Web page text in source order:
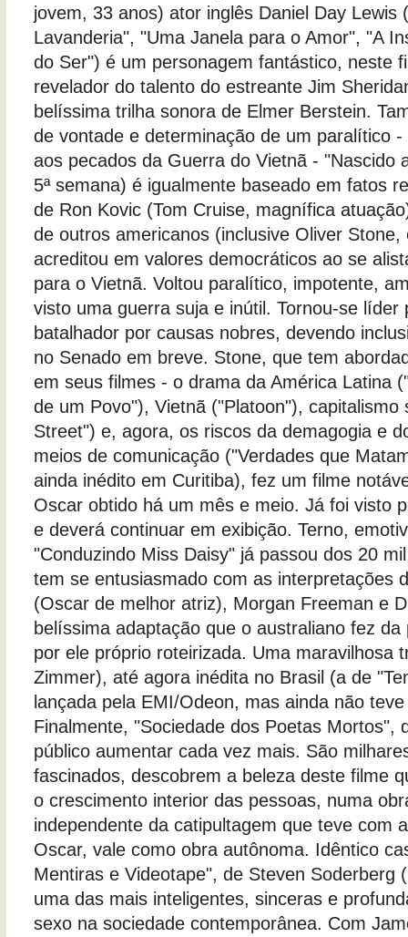
jovem, 33 anos) ator inglês Daniel Day Lewis
Lavanderia", "Uma Janela para o Amor", "A
do Ser") é um personagem fantástico, neste
revelador do talento do estreante Jim
belíssima trilha sonora de Elmer Berstein.
de vontade e determinação de um paralítico
aos pecados da Guerra do Vietnã - "Nascido
5ª semana) é igualmente baseado em fatos
de Ron Kovic (Tom Cruise, magnífica
de outros americanos (inclusive Oliver
acreditou em valores democráticos ao se
para o Vietnã. Voltou paralítico, impotente,
visto uma guerra suja e inútil. Tornou-se líder
batalhador por causas nobres, devendo
no Senado em breve. Stone, que tem
em seus filmes - o drama da América Latina
de um Povo"), Vietnã ("Platoon"), capitalismo
Street") e, agora, os riscos da demagogia e
meios de comunicação ("Verdades que
ainda inédito em Curitiba), fez um filme
Oscar obtido há um mês e meio. Já foi visto
e deverá continuar em exibição. Terno,
"Conduzindo Miss Daisy" já passou dos 20
tem se entusiasmado com as interpretações
(Oscar de melhor atriz), Morgan Freeman e
belíssima adaptação que o australiano fez da
por ele próprio roteirizada. Uma maravilhosa
Zimmer), até agora inédita no Brasil (a de
lançada pela EMI/Odeon, mas ainda não
Finalmente, "Sociedade dos Poetas Mortos",
público aumentar cada vez mais. São
fascinados, descobrem a beleza deste filme
o crescimento interior das pessoas, numa
independente da catipultagem que teve com
Oscar, vale como obra autônoma. Idêntico
Mentiras e Videotape", de Steven Soderberg
uma das mais inteligentes, sinceras e
sexo na sociedade contemporânea. Com